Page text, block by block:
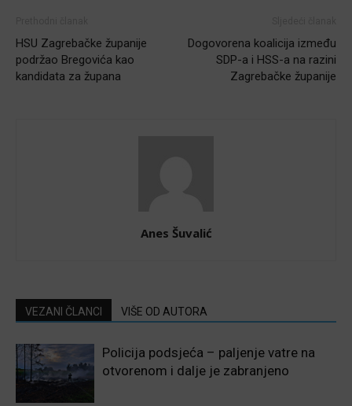
HSU Zagrebačke županije
podržao Bregovića kao
kandidata za župana
Dogovorena koalicija između
SDP-a i HSS-a na razini
Zagrebačke županije
Anes Šuvalić
VEZANI ČLANCI VIŠE OD AUTORA
Policija podsjeća – paljenje vatre na
otvorenom i dalje je zabranjeno